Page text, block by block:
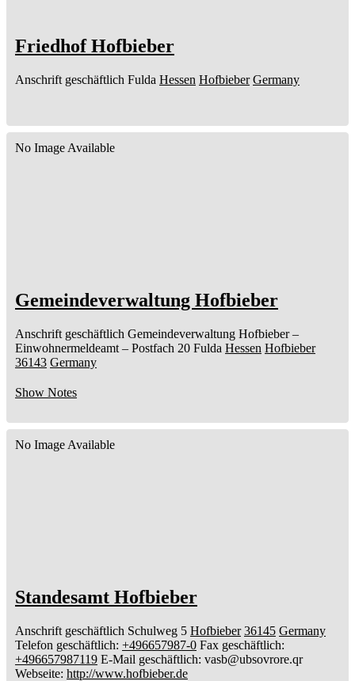
Friedhof Hofbieber
Anschrift geschäftlich Fulda Hessen Hofbieber Germany
No Image Available
Gemeindeverwaltung Hofbieber
Anschrift geschäftlich Gemeindeverwaltung Hofbieber –
Einwohnermeldeamt – Postfach 20 Fulda Hessen Hofbieber
36143 Germany
Show Notes
No Image Available
Standesamt Hofbieber
Anschrift geschäftlich Schulweg 5 Hofbieber 36145 Germany
Telefon geschäftlich: +496657987-0 Fax geschäftlich:
+496657987119 E-Mail geschäftlich: vasb@ubsovrore.qr
Webseite: http://www.hofbieber.de